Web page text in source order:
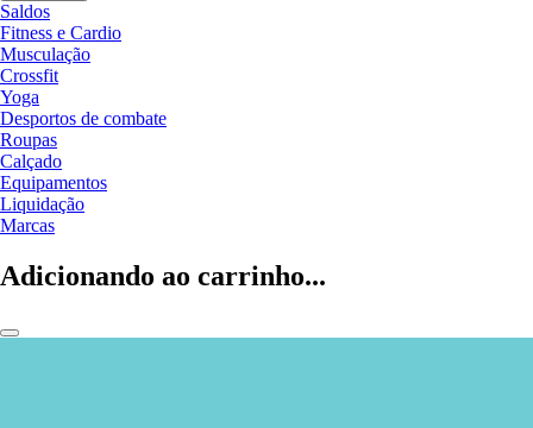
Saldos
Fitness e Cardio
Musculação
Crossfit
Yoga
Desportos de combate
Roupas
Calçado
Equipamentos
Liquidação
Marcas
Adicionando ao carrinho...